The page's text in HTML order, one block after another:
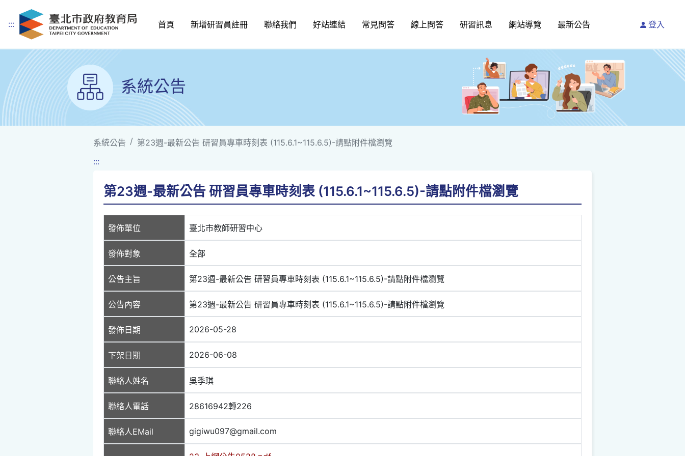
跳到主要內容
::: 首頁 新增研習員註冊 聯絡我們 好站連結 常見問答 線上問答 研習訊息 網站導覽 最新公告 登入
系統公告
系統公告
第23週-最新公告 研習員專車時刻表 (115.6.1~115.6.5)-請點附件檔瀏覽
:::
第23週-最新公告 研習員專車時刻表 (115.6.1~115.6.5)-請點附件檔瀏覽
發佈單位 臺北市教師研習中心
發佈對象 全部
公告主旨 第23週-最新公告 研習員專車時刻表 (115.6.1~115.6.5)-請點附件檔瀏覽
公告內容 第23週-最新公告 研習員專車時刻表 (115.6.1~115.6.5)-請點附件檔瀏覽
發佈日期 2026-05-28
下架日期 2026-06-08
聯絡人姓名 吳季琪
聯絡人電話 28616942轉226
聯絡人EMail gigiwu097@gmail.com